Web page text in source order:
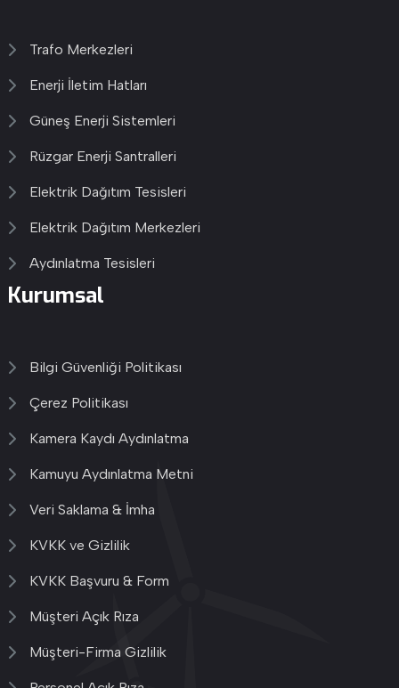
Trafo Merkezleri
Enerji İletim Hatları
Güneş Enerji Sistemleri
Rüzgar Enerji Santralleri
Elektrik Dağıtım Tesisleri
Elektrik Dağıtım Merkezleri
Aydınlatma Tesisleri
Kurumsal
Bilgi Güvenliği Politikası
Çerez Politikası
Kamera Kaydı Aydınlatma
Kamuyu Aydınlatma Metni
Veri Saklama & İmha
KVKK ve Gizlilik
KVKK Başvuru & Form
Müşteri Açık Rıza
Müşteri-Firma Gizlilik